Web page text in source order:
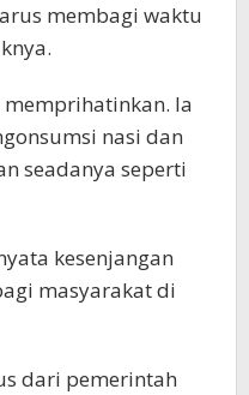
membagi waktu
memprihatinkan. Ia
nasi dan
seadanya seperti
kesenjangan
masyarakat di
dari pemerintah